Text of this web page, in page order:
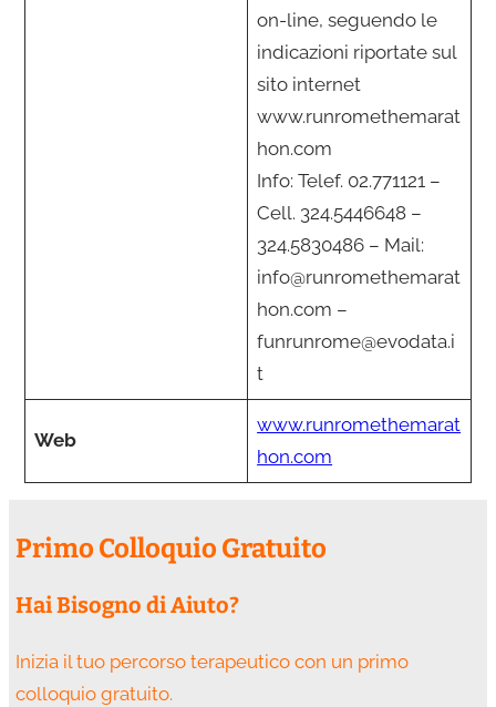
on-line, seguendo le
indicazioni riportate sul
sito internet
www.runromethemarat
hon.com
Info: Telef. 02.771121 –
Cell. 324.5446648 –
324.5830486 – Mail:
info@runromethemarat
hon.com –
funrunrome@evodata.i
t
Web
www.runromethemarat
hon.com
Primo Colloquio Gratuito
Hai Bisogno di Aiuto?
Inizia il tuo percorso terapeutico con un primo
colloquio gratuito.